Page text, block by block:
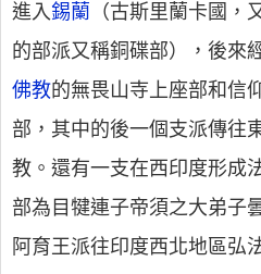
進入錫蘭 （古斯里蘭卡國，
的部派又稱銅碟部），後來
佛教的無畏山寺上座部和信
部，其中的後一個支派傳往
教。還有一支在西印度形成
部為目犍連子帝須之大弟子
阿育王派往印度西北地區弘